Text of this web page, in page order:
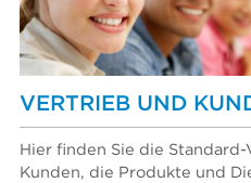
VERTRIEB UND
Hier finden Sie die
Kunden, die Produkte und